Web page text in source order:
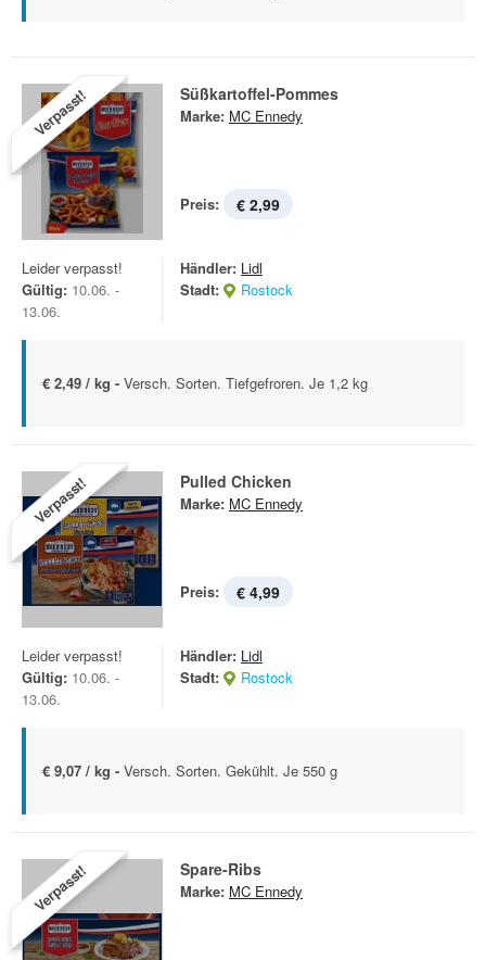
Verpasst! Süßkartoffel-Pommes
Marke: MC Ennedy
Preis: € 2,99
Leider verpasst!
Gültig: 10.06. -
13.06.
Händler: Lidl
Stadt:
Rostock
€ 2,49 / kg - Versch. Sorten. Tiefgefroren. Je 1,2 kg
Verpasst! Pulled Chicken
Marke: MC Ennedy
Preis: € 4,99
Leider verpasst!
Gültig: 10.06. -
13.06.
Händler: Lidl
Stadt:
Rostock
€ 9,07 / kg - Versch. Sorten. Gekühlt. Je 550 g
Verpasst! Spare-Ribs
Marke: MC Ennedy